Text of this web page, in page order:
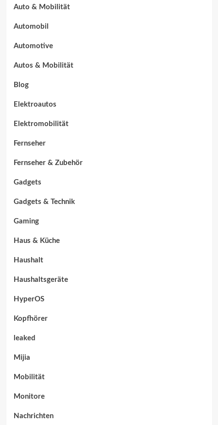
Auto & Mobilität
Automobil
Automotive
Autos & Mobilität
Blog
Elektroautos
Elektromobilität
Fernseher
Fernseher & Zubehör
Gadgets
Gadgets & Technik
Gaming
Haus & Küche
Haushalt
Haushaltsgeräte
HyperOS
Kopfhörer
leaked
Mijia
Mobilität
Monitore
Nachrichten